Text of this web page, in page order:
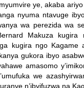
ye, akaba
nyuma ntavuge
wa perezida wa
Makuza
kugira ngo Kagame
gukora ibyo
amasomo
we
n’ibyifuzwa na